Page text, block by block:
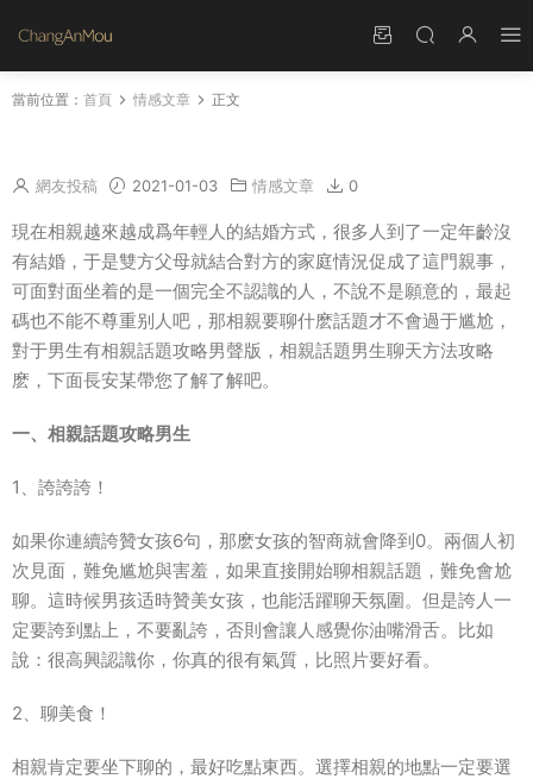
當前位置： 首頁 情感文章 正文
網友投稿 2021-01-03 情感文章 0
現在相親越來越成爲年輕人的結婚方式，很多人到了一定年齡沒
有結婚，于是雙方父母就結合對方的家庭情況促成了這門親事，
可面對面坐着的是一個完全不認識的人，不說不是願意的，最起
碼也不能不尊重别人吧，那相親要聊什麽話題才不會過于尴尬，
對于男生有相親話題攻略男聲版，相親話題男生聊天方法攻略
麽，下面長安某帶您了解了解吧。
一、相親話題攻略男生
1、誇誇誇！
如果你連續誇贊女孩6句，那麽女孩的智商就會降到0。兩個人初
次見面，難免尴尬與害羞，如果直接開始聊相親話題，難免會尬
聊。這時候男孩适時贊美女孩，也能活躍聊天氛圍。但是誇人一
定要誇到點上，不要亂誇，否則會讓人感覺你油嘴滑舌。比如
說：很高興認識你，你真的很有氣質，比照片要好看。
2、聊美食！
相親肯定要坐下聊的，最好吃點東西。選擇相親的地點一定要選